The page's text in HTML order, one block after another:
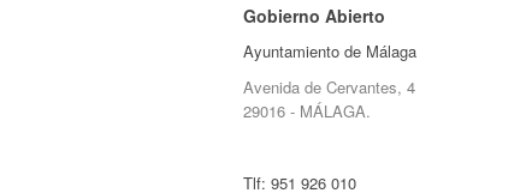
Gobierno Abierto
Ayuntamiento de Málaga
Avenida de Cervantes, 4
29016 - MÁLAGA.
Tlf: 951 926 010